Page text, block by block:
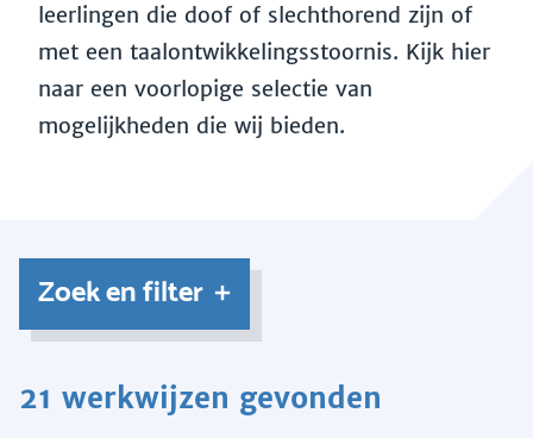
leerlingen die doof of slechthorend zijn of
met een taalontwikkelingsstoornis. Kijk hier
naar een voorlopige selectie van
mogelijkheden die wij bieden.
Zoek en filter
21 werkwijzen gevonden